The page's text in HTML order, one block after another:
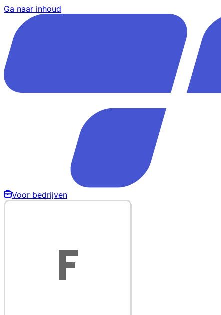
Ga naar inhoud
Voor bedrijven